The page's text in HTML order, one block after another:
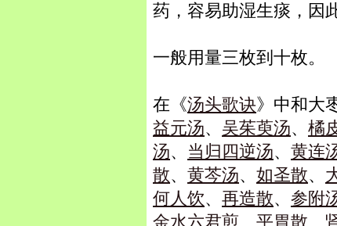
药，容易助湿生痰，因
一般用量三枚到十枚。
在《汤头歌诀》中和大
益元汤、 吴茱萸汤、 橘
汤、 当归四逆汤、 黄连
散、 黄芩汤、 如圣散、
何人饮、 再造散、 参附
金水六君煎
平胃散